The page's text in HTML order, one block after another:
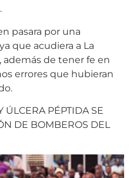
pasara por una
que acudiera a La
además de tener fe en
errores que hubieran
ÚLCERA PÉPTIDA SE
DE BOMBEROS DEL